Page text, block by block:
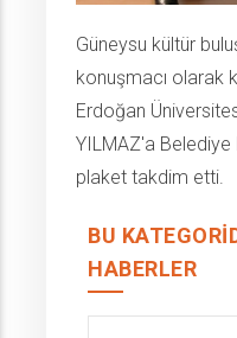
Güneysu kültür
konuşmacı olarak
Erdoğan
YILMAZ'a Belediye
plaket takdim etti.
BU
HABERLER